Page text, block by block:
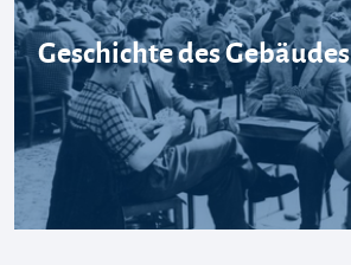
Geschichte des Gebäudes